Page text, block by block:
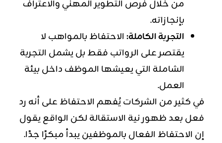
من خلال فرص التطوير المهني والاعتراف
بإنجازاته.
التجربة الكاملة:الاحتفاظ بالمواهب لا
يقتصر على الرواتب فقط بل يشمل التجربة
الشاملة التي يعيشها الموظف داخل بيئة
العمل.
في كثير من الشركات يُفهم الاحتفاظ على أنه رد
فعل بعد ظهور نية الاستقالة لكن الواقع يقول
إن الاحتفاظ الفعال بالموظفين يبدأ مبكرًا جدًا.